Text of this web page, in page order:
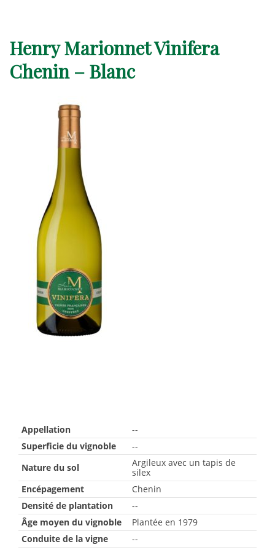
Henry Marionnet Vinifera
Chenin – Blanc
Appellation
--
Superficie du vignoble
--
Nature du sol
Argileux avec un tapis de
silex
Encépagement
Chenin
Densité de plantation
--
Âge moyen du vignoble
Plantée en 1979
Conduite de la vigne
--